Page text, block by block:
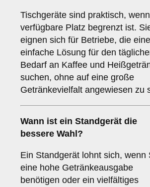
Tischgeräte sind praktisch,
verfügbare Platz begrenzt ist.
eignen sich für Betriebe, die eine
einfache Lösung für den
Bedarf an Kaffee und
suchen, ohne auf eine große
Getränkevielfalt angewiesen zu
Wann ist ein Standgerät die
bessere Wahl?
Ein Standgerät lohnt sich, wenn
eine hohe Getränkeausgabe
benötigen oder ein vielfältiges